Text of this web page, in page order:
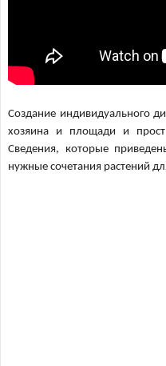
Создание индивидуального
хозяина и площади и
Сведения, которые
нужные сочетания растений